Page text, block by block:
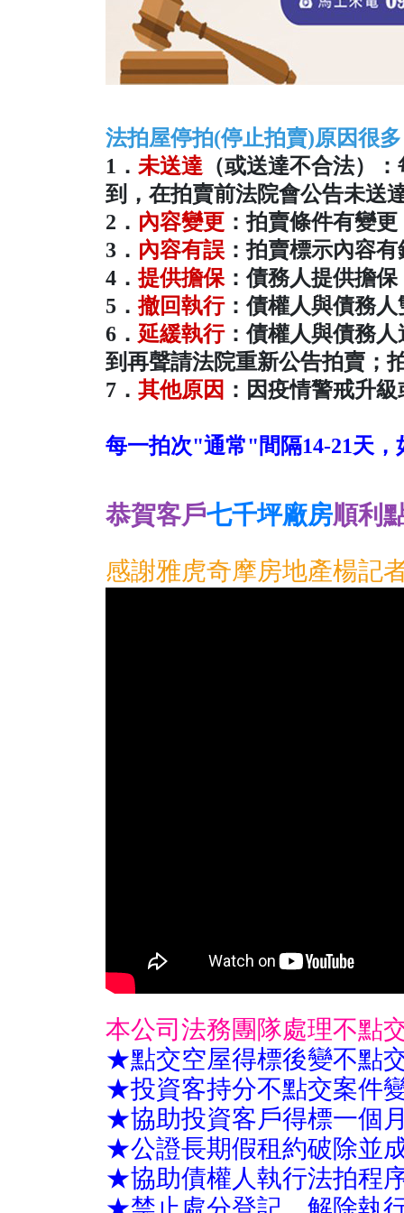
法拍屋停拍(停止拍賣)原因很
1． 未送達 （或送達不合法）
到，在拍賣前法院會公告未送
2． 內容變更 ：拍賣條件有變
3． 內容有誤 ：拍賣標示內容
4． 提供擔保：債務人提供擔
5．撤回執行：債權人與債務
6． 延緩執行：債權人與債務
到再聲請法院重新公告拍賣；
7． 其他原因 ：因疫情警戒升
每一拍次"通常"間隔14-21天
恭賀客戶七千坪廠房順利
感謝雅虎奇摩房地產楊記
本公司法務團隊處理不點
★點交空屋得標後變不點
★投資客持分不點交案件
★協助投資客戶得標一個
★公證長期假租約破除並
★協助債權人執行法拍程